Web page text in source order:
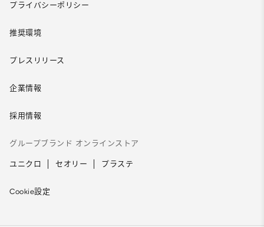
プライバシーポリシー
推奨環境
プレスリリース
企業情報
採用情報
グループブランド オンラインストア
ユニクロ セオリー プラステ
Cookie設定